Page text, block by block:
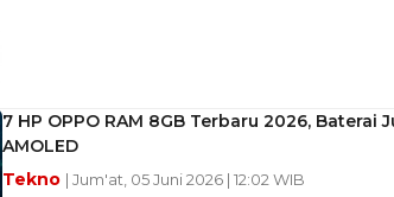
7 HP OPPO RAM 8GB Terbaru 2026, Baterai
AMOLED
Tekno | Jum'at, 05 Juni 2026 | 12:02 WIB